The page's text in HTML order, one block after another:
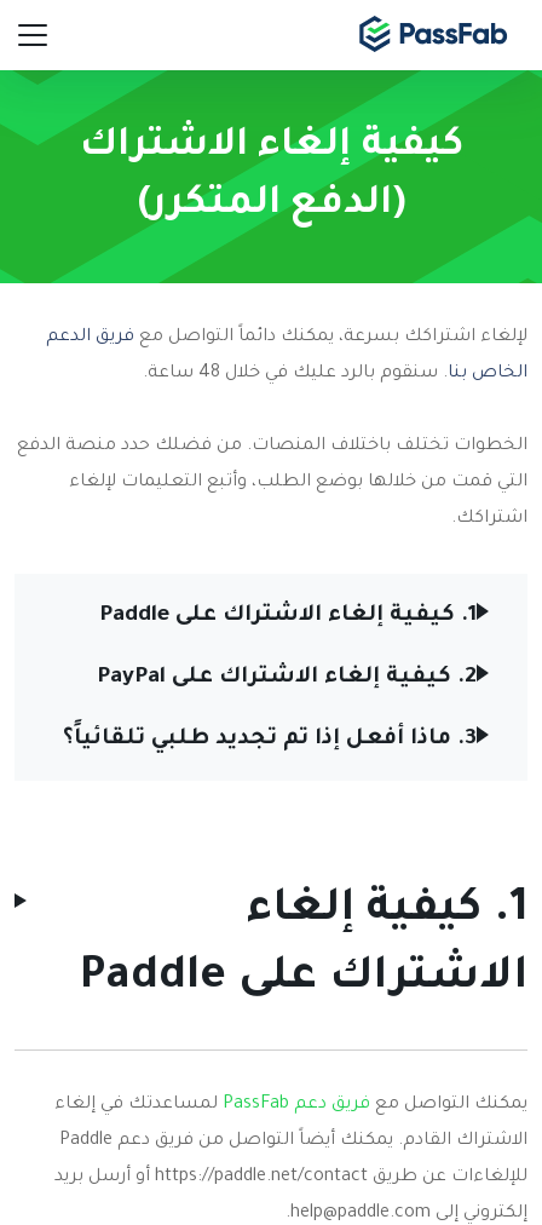
كيفية إلغاء الاشتراك
(الدفع المتكرر)
لإلغاء اشتراكك بسرعة، يمكنك دائماً التواصل مع فريق الدعم
الخاص بنا. سنقوم بالرد عليك في خلال 48 ساعة.
الخطوات تختلف باختلاف المنصات. من فضلك حدد منصة الدفع
التي قمت من خلالها بوضع الطلب، وأتبع التعليمات لإلغاء
اشتراكك.
1. كيفية إلغاء الاشتراك على Paddle
2. كيفية إلغاء الاشتراك على PayPal
3. ماذا أفعل إذا تم تجديد طلبي تلقائياً؟
1. كيفية إلغاء
الاشتراك على Paddle
يمكنك التواصل مع فريق دعم PassFab
لمساعدتك في إلغاء
الاشتراك القادم. يمكنك أيضاً التواصل من فريق دعم Paddle
للإلغاءات عن طريق https://paddle.net/contact أو أرسل بريد
إلكتروني إلى help@paddle.com
.